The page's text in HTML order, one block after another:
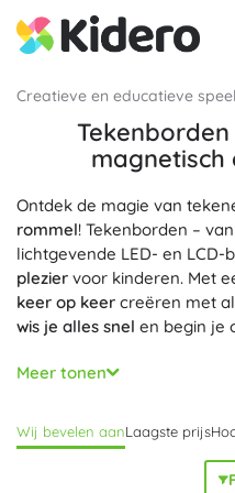
Creatieve en educatieve
magnetisch
Ontdek de magie van
rommel! Tekenborden –
lichtgevende LED- en
plezier voor kinderen. Met
keer op keer creëren met
wis je alles snel en begin je
Als educatief speelgoed
ontwikkeling van de
kleuters en
cijfers, het overtrekken van
tekenen voor kinderen.
Meer tonen
Wij bevelen aanLaagste prijs